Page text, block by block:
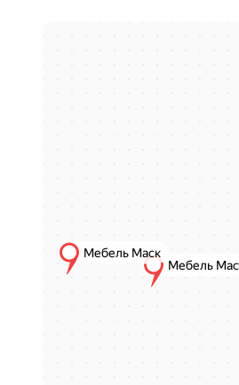
до последнего стула,
Мы поможем вам собрать
Заказать проект
Кисловодск:
отдельные предметы, важно
целостную картину. Кухня